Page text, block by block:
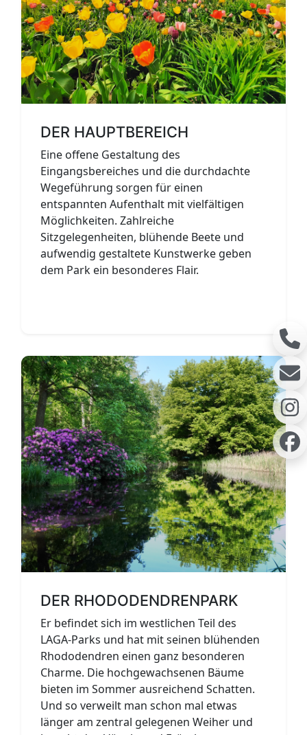
DER HAUPTBEREICH
Eine offene Gestaltung des
Eingangsbereiches und die durchdachte
Wegeführung sorgen für einen
entspannten Aufenthalt mit vielfältigen
Möglichkeiten. Zahlreiche
Sitzgelegenheiten, blühende Beete und
aufwendig gestaltete Kunstwerke geben
dem Park ein besonderes Flair.
DER RHODODENDRENPARK
Er befindet sich im westlichen Teil des
LAGA-Parks und hat mit seinen blühenden
Rhododendren einen ganz besonderen
Charme. Die hochgewachsenen Bäume
bieten im Sommer ausreichend Schatten.
Und so verweilt man schon mal etwas
länger am zentral gelegenen Weiher und